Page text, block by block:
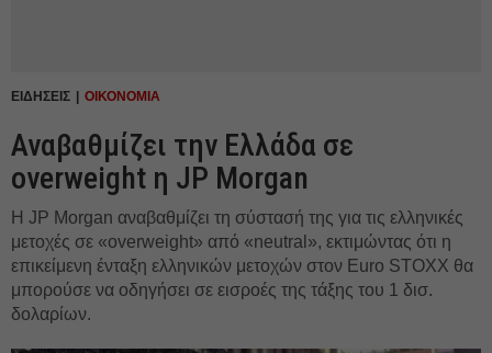
ΕΙΔΗΣΕΙΣ ΟΙΚΟΝΟΜΙΑ
Αναβαθμίζει την Ελλάδα σε
overweight η JP Morgan
Η JP Morgan αναβαθμίζει τη σύστασή της για τις ελληνικές
μετοχές σε «overweight» από «neutral», εκτιμώντας ότι η
επικείμενη ένταξη ελληνικών μετοχών στον Euro STOXX θα
μπορούσε να οδηγήσει σε εισροές της τάξης του 1 δισ.
δολαρίων.